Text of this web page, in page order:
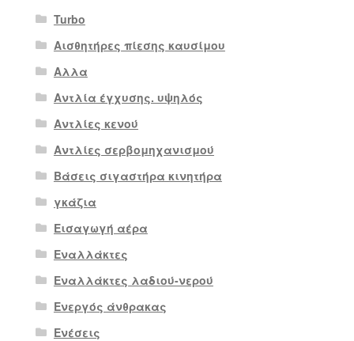
Turbo
Αισθητήρες πίεσης καυσίμου
Αλλα
Αντλία έγχυσης. υψηλός
Αντλίες κενού
Αντλίες σερβομηχανισμού
Βάσεις σιγαστήρα κινητήρα
γκάζια
Εισαγωγή αέρα
Εναλλάκτες
Εναλλάκτες λαδιού-νερού
Ενεργός άνθρακας
Ενέσεις